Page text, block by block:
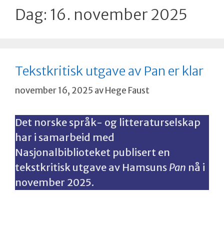
Dag: 16. november 2025
Tekstkritisk utgave av Pan er klar
november 16, 2025 avHege Faust
Det norske språk- og litteraturselskap
har i samarbeid med
Nasjonalbiblioteket publisert en
tekstkritisk utgave av Hamsuns Pan nå i
november 2025.